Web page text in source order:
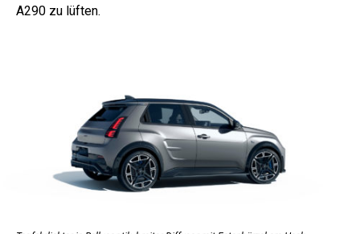
A290 zu lüften.